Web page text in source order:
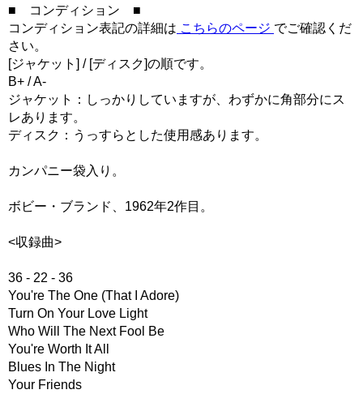
■ コンディション ■
コンディション表記の詳細は こちらのページ でご確認くだ
さい。
[ジャケット] / [ディスク]の順です。
B+ / A-
ジャケット：しっかりしていますが、わずかに角部分にス
レあります。
ディスク：うっすらとした使用感あります。
カンパニー袋入り。
ボビー・ブランド、1962年2作目。
<収録曲>
36 - 22 - 36
You're The One (That I Adore)
Turn On Your Love Light
Who Will The Next Fool Be
You're Worth It All
Blues In The Night
Your Friends